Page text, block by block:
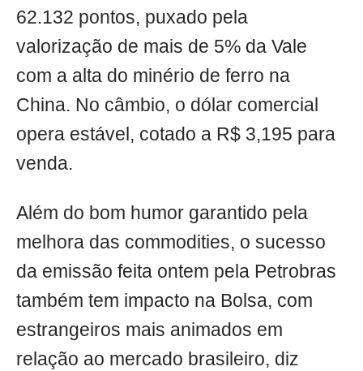
62.132 pontos, puxado pela
valorização de mais de 5% da Vale
com a alta do minério de ferro na
China. No câmbio, o dólar comercial
opera estável, cotado a R$ 3,195 para
venda.
Além do bom humor garantido pela
melhora das commodities, o sucesso
da emissão feita ontem pela Petrobras
também tem impacto na Bolsa, com
estrangeiros mais animados em
relação ao mercado brasileiro, diz